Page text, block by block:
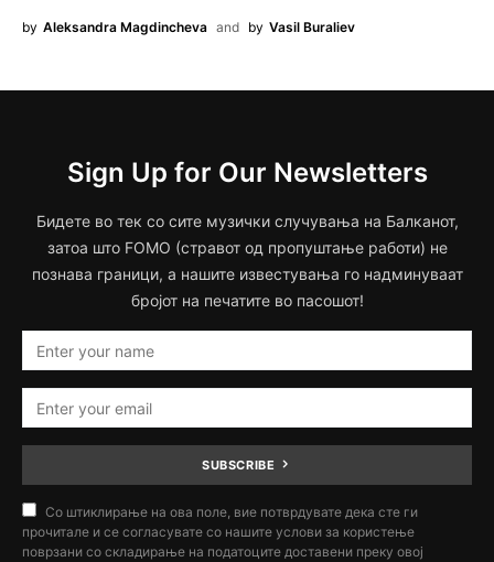
by Aleksandra Magdincheva and by Vasil Buraliev
Sign Up for Our Newsletters
Бидете во тек со сите музички случувања на Балканот,
затоа што FOMO (стравот од пропуштање работи) не
познава граници, а нашите известувања го надминуваат
бројот на печатите во пасошот!
SUBSCRIBE
Со штиклирање на ова поле, вие потврдувате дека сте ги
прочитале и се согласувате со нашите услови за користење
поврзани со складирање на податоците доставени преку овој